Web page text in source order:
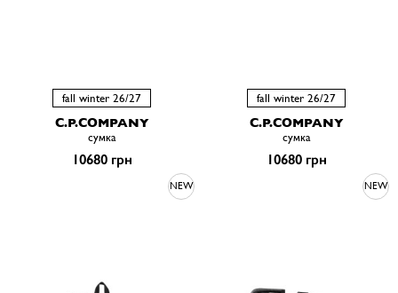
fall winter 26/27
C.P.COMPANY
сумка
10680 грн
fall winter 26/27
C.P.COMPANY
сумка
10680 грн
NEW NEW